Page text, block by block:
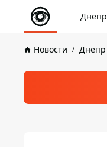
Днепр
Новости Днепр